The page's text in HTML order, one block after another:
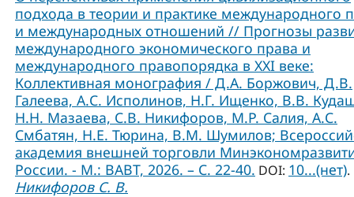
подхода в теории и практике международного
и международных отношений // Прогнозы
международного экономического права и
международного правопорядка в XXI веке:
Коллективная монография / Д.А. Боржович, Д.В.
Галеева, А.С. Исполинов, Н.Г. Ищенко, В.В.
Н.Н. Мазаева, С.В. Никифоров, М.Р. Салия, А.С.
Смбатян, Н.Е. Тюрина, В.М. Шумилов;
академия внешней торговли
России. - М.: ВАВТ, 2026. – С. 22-40. DOI: 10...(нет).
Никифоров С. В.